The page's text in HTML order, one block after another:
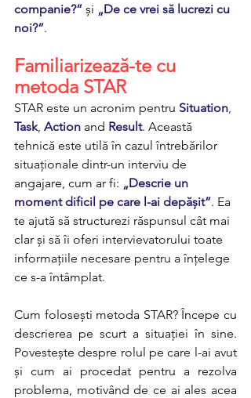
companie?” și „De ce vrei să lucrezi cu
noi?”.
Familiarizează-te cu
metoda STAR
STAR este un acronim pentru Situation
Task, Action and Result. Această
tehnică este utilă în cazul întrebărilor
situaționale dintr-un interviu de
angajare, cum ar fi: „Descrie un
moment dificil pe care l-ai depășit”. Ea
te ajută să structurezi răspunsul cât mai
clar și să îi oferi intervievatorului toate
informațiile necesare pentru a înțelege
ce s-a întâmplat.
Cum folosești metoda STAR? Începe cu
descrierea pe scurt a situației în sine.
Povestește despre rolul pe care l-ai avut
și cum ai procedat pentru a rezolva
problema, motivând de ce ai ales acea